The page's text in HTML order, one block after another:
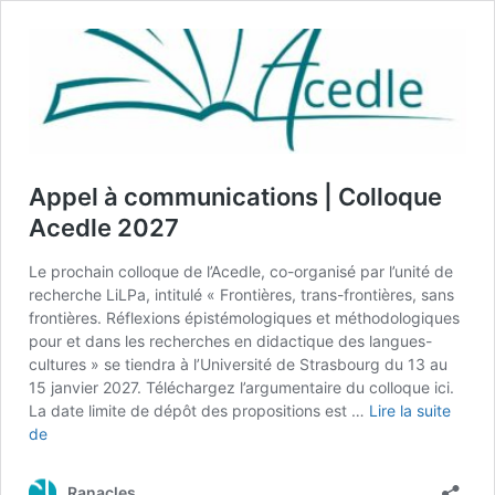
Appel à communications | Colloque
Acedle 2027
Le prochain colloque de l’Acedle, co-organisé par l’unité de
recherche LiLPa, intitulé « Frontières, trans-frontières, sans
frontières. Réflexions épistémologiques et méthodologiques
pour et dans les recherches en didactique des langues-
cultures » se tiendra à l’Université de Strasbourg du 13 au
15 janvier 2027. Téléchargez l’argumentaire du colloque ici.
La date limite de dépôt des propositions est … Lire la suite
deAppel
communications